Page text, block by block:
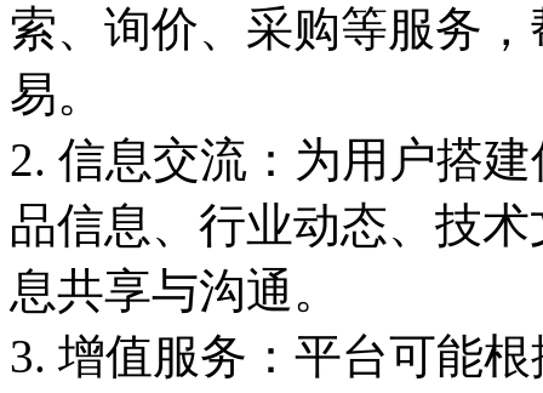
索、询价、采购等服务
易。
2. 信息交流：为用户搭
品信息、行业动态、技
息共享与沟通。
3. 增值服务：平台可能